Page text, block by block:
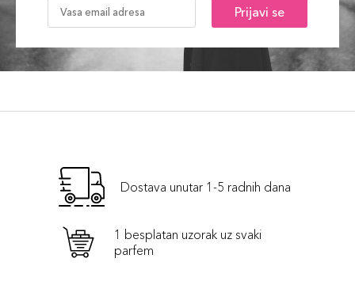
Prijavi se
Dostava unutar 1-5 radnih dana
1 besplatan uzorak uz svaki
parfem